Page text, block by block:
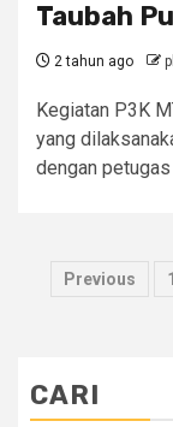
Taubah
2 tahun ago
Kegiatan P3K
yang
dengan petugas
Paginasi
Previous 1
CARI